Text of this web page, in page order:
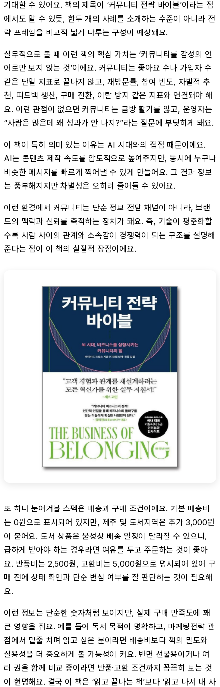
기대할 수 있어요. 책의 제목이 ‘커뮤니티 전략 바이블’이라는 점
에서도 알 수 있듯, 한두 개의 사례를 소개하는 수준이 아니라 전
략 프레임을 비교적 넓게 다루는 구성이 예상돼요.
실무적으로 볼 때 이런 책의 핵심 가치는 ‘커뮤니티를 감성의 언
어로만 보지 않는 것’이에요. 커뮤니티는 좋아요 수나 가입자 수
같은 단일 지표로 끝나지 않고, 재방문률, 참여 빈도, 자발적 추
천, 피드백 생산, 구매 전환, 이탈 방지 같은 지표와 연결돼야 해
요. 이런 관점이 없으면 커뮤니티는 금방 활기를 잃고, 운영자는
“사람은 많은데 왜 성과가 안 나지?”라는 질문에 부딪히게 돼요.
이 책이 특히 의미 있는 이유는 AI 시대와의 접점 때문이에요.
AI는 콘텐츠 제작 속도를 압도적으로 높여주지만, 동시에 누구나
비슷한 메시지를 빠르게 찍어낼 수 있게 만들어요. 그 결과 정보
는 풍부해지지만 차별성은 오히려 줄어들 수 있어요.
이런 환경에서 커뮤니티는 단순 정보 전달 채널이 아니라, 브랜
드의 맥락과 신뢰를 축적하는 장치가 돼요. 즉, 기술이 평준화할
수록 사람 사이의 관계와 소속감이 경쟁력이 되는 구조를 설명해
준다는 점이 이 책의 실질적 장점이에요.
또 하나 눈여겨볼 스펙은 배송과 구매 조건이에요. 기본 배송비
는 0원으로 표시되어 있지만, 제주 및 도서지역은 추가 3,000원
이 붙어요. 도서 상품은 물성상 배송 일정이 달라질 수 있으니,
급하게 받아야 하는 경우라면 여유를 두고 주문하는 것이 좋아
요. 반품비는 2,500원, 교환비는 5,000원으로 명시되어 있어 구
매 전에 상태 확인과 단순 변심 여부를 잘 판단하는 것이 필요해
요.
이런 정보는 단순한 숫자처럼 보이지만, 실제 구매 만족도에 꽤
큰 영향을 줘요. 예를 들어 독서 목적이 명확하고, 마케팅전략 관
점에서 밑줄 치며 읽고 싶은 분이라면 배송비보다 책의 밀도와
실용성을 더 중요하게 볼 가능성이 커요. 반면 선물용이거나 여
러 권을 함께 비교 중이라면 반품·교환 조건까지 꼼꼼히 보는 것
이 현명해요. 결국 이 책은 ‘읽고 끝나는 책’보다 ‘읽고 나서 내 사